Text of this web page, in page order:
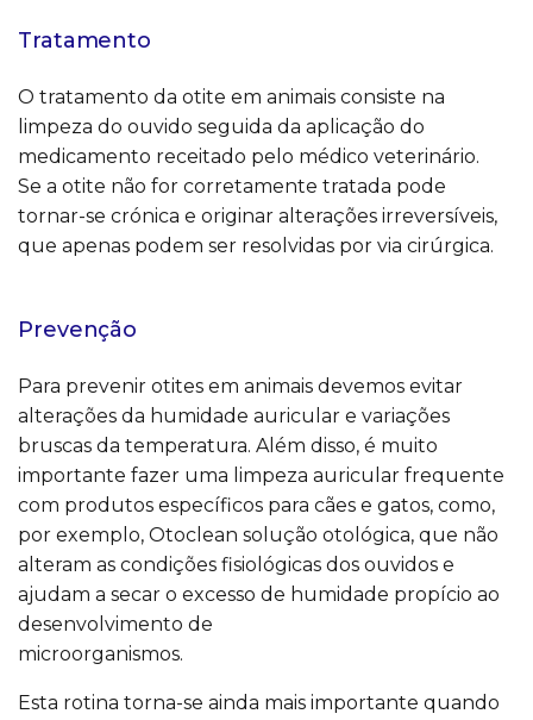
Tratamento
O tratamento da otite em animais consiste na
limpeza do ouvido seguida da aplicação do
medicamento receitado pelo médico veterinário.
Se a otite não for corretamente tratada pode
tornar-se crónica e originar alterações irreversíveis,
que apenas podem ser resolvidas por via cirúrgica.
Prevenção
Para prevenir otites em animais devemos evitar
alterações da humidade auricular e variações
bruscas da temperatura. Além disso, é muito
importante fazer uma limpeza auricular frequente
com produtos específicos para cães e gatos, como,
por exemplo, Otoclean solução otológica, que não
alteram as condições fisiológicas dos ouvidos e
ajudam a secar o excesso de humidade propício ao
desenvolvimento de
microorganismos.
Esta rotina torna-se ainda mais importante quando